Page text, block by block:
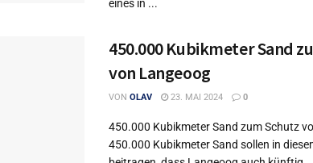
eines in ...
450.000 Kubikmeter Sand
von Langeoog
VON OLAV 23. MAI 2024 0
450.000 Kubikmeter Sand zum Schutz
450.000 Kubikmeter Sand sollen in